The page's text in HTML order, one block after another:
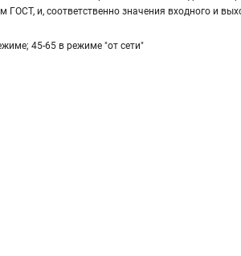
ГОСТ, и, соответственно значения входного и
45-65 в режиме "от сети"